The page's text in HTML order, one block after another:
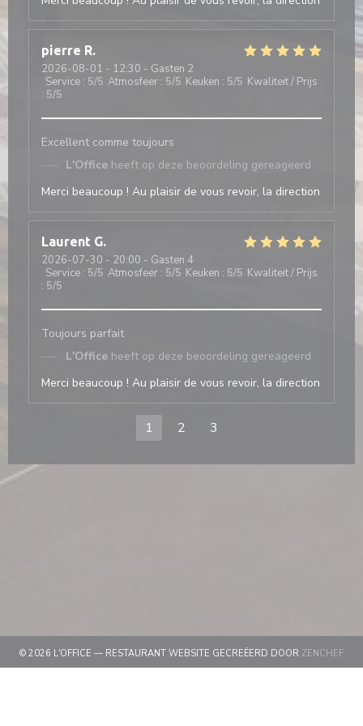
pierre R
2026-08-01 - 12:30 - Gasten 2
Service : 5/5 Atmosfeer : 5/5 Keuken : 5/5 Kwaliteit / Prijs
: 5/5
Excellent comme toujours
L'Office heeft op deze beoordeling gereageerd
Merci beaucoup ! Au plaisir de vous revoir, la direction
Laurent G
2026-07-30 - 20:00 - Gasten 4
Service : 5/5 Atmosfeer : 5/5 Keuken : 5/5 Kwaliteit / Prijs
: 5/5
Toujours parfait
L'Office heeft op deze beoordeling gereageerd
Merci beaucoup ! Au plaisir de vous revoir, la direction
1 2 3
© 2026 L'OFFICE — RESTAURANT WEBSITE GECREËERD DOOR ZENCHEF